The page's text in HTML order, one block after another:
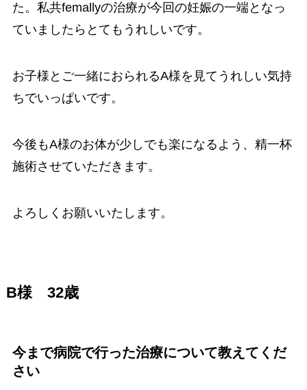
た。私共femallyの治療が今回の妊娠の一端となっ
ていましたらとてもうれしいです。
お子様とご一緒におられるA様を見てうれしい気持
ちでいっぱいです。
今後もA様のお体が少しでも楽になるよう、精一杯
施術させていただきます。
よろしくお願いいたします。
B様 32歳
今まで病院で行った治療について教えてくだ
さい